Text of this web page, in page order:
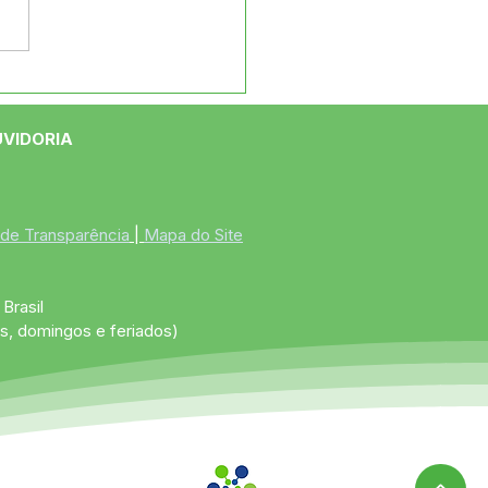
de Serviço para
da Concha
Transparência Mapa do Site
domingos e feriados)